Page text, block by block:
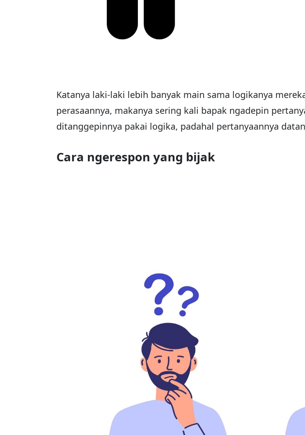
Katanya laki-laki lebih banyak main sama logikanya
perasaannya, makanya sering kali bapak ngadepin
ditanggepinnya pakai logika, padahal pertanyaannya
Cara ngerespon yang bijak